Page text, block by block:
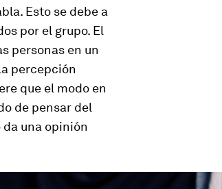
Esto se debe a
por el grupo. El
personas en un
percepción
que el modo en
de pensar del
da una opinión